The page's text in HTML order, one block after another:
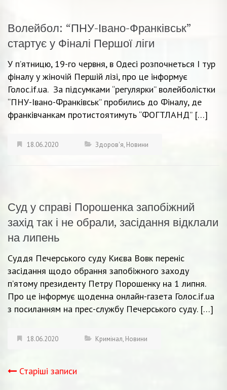
Волейбол: “ПНУ-Івано-Франківськ”
стартує у Фіналі Першої ліги
У п’ятницю, 19-го червня, в Одесі розпочнеться І тур
фіналу у жіночій Першій лізі, про це інформує
Голос.if.ua. За підсумками “регулярки” волейболістки
“ПНУ-Івано-Франківськ” пробились до Фіналу, де
франківчанкам протистоятимуть “ФОГТЛАНД” […]
18.06.2020 Здоров'я, Новини
Суд у справі Порошенка запобіжний
захід так і не обрали, засідання відклали
на липень
Суддя Печерського суду Києва Вовк переніс
засідання щодо обрання запобіжного заходу
п’ятому президенту Петру Порошенку на 1 липня.
Про це інформує щоденна онлайн-газета Голос.if.ua
з посиланням на прес-службу Печерського суду. […]
18.06.2020 Кримінал, Новини
Навігація
Старіші записи